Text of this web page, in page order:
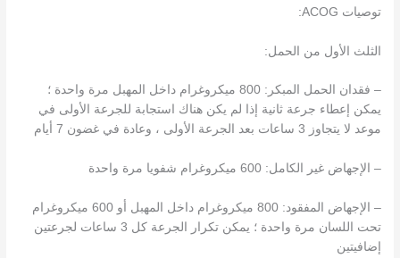
توصيات ACOG:
الثلث الأول من الحمل:
– فقدان الحمل المبكر: 800 ميكروغرام داخل المهبل مرة واحدة ؛
يمكن إعطاء جرعة ثانية إذا لم يكن هناك استجابة للجرعة الأولى في
موعد لا يتجاوز 3 ساعات بعد الجرعة الأولى ، وعادة في غضون 7 أيام
– الإجهاض غير الكامل: 600 ميكروغرام شفويا مرة واحدة
– الإجهاض المفقود: 800 ميكروغرام داخل المهبل أو 600 ميكروغرام
تحت اللسان مرة واحدة ؛ يمكن تكرار الجرعة كل 3 ساعات لجرعتين
إضافيتين